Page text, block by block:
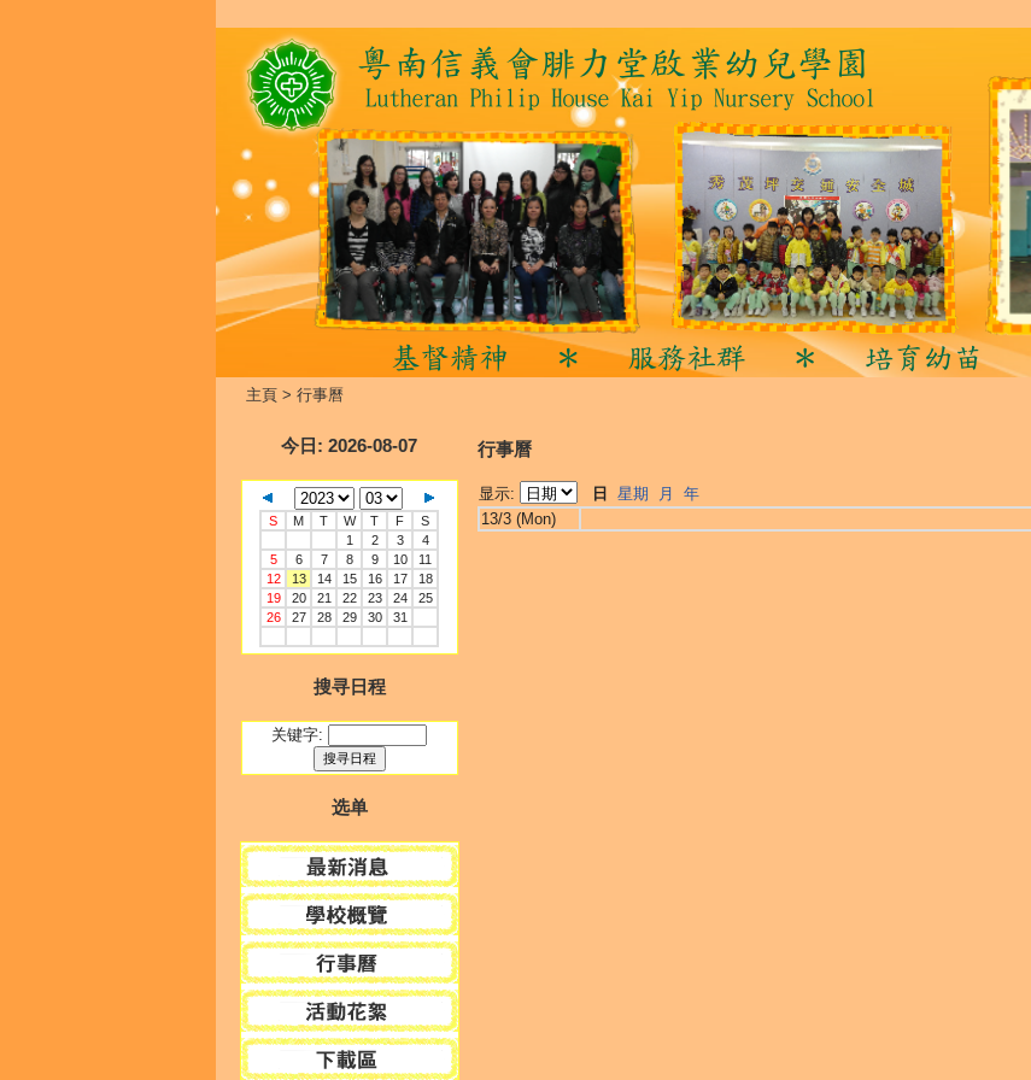
主頁> 行事曆
今日 : 2026-08-07
S M T W T F
S
1
2 3
4
5
6 7 8 9 10
11
12
13 14 15 16 17
18
19
20 21 22 23 24
25
26
27 28 29 30 31
搜寻日程
关键字:
选单
行事曆
显示: 日 星期 月 年
13/3 (Mon)